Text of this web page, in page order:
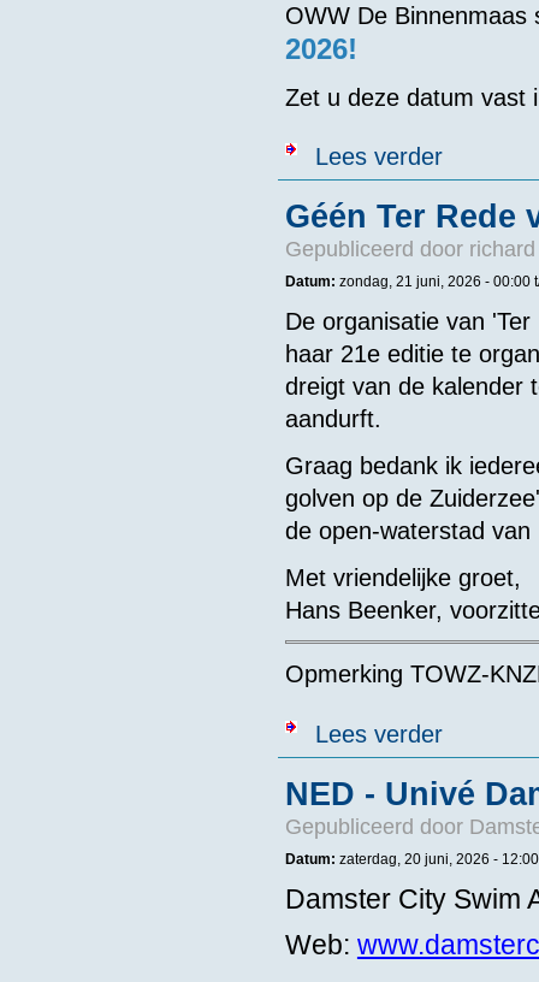
OWW De
2026!
Zet u deze datum vast
Lees verderover NED -
Géén Ter Rede
Gepubliceerd door
Datum: zondag, 21 juni, 2026 - 00:00
De organisatie van
haar 21e editie te
dreigt van de kalender
aandurft.
Graag bedank ik
golven op de
de open-waterstad
Met vriendelijke groet,
Hans Beenker,
Opmerking TOWZ-
Lees verderover Géén
NED - Univé
Gepubliceerd door
Datum: zaterdag, 20 juni, 2026 - 12:00
Damster City Swim
Web: